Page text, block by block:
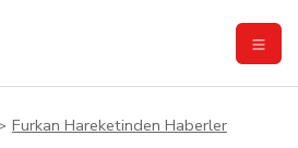
Furkan Hareketinden Haberler